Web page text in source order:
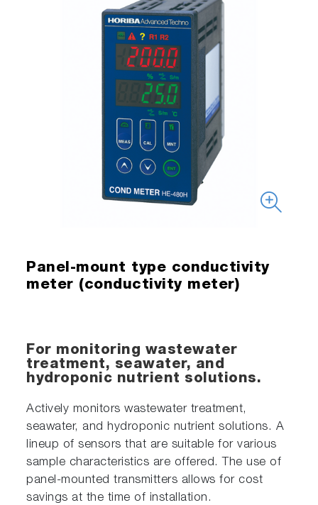
Panel-mount type conductivity
meter (conductivity meter)
For monitoring wastewater
treatment, seawater, and
hydroponic nutrient solutions.
Actively monitors wastewater treatment,
seawater, and hydroponic nutrient solutions. A
lineup of sensors that are suitable for various
sample characteristics are offered. The use of
panel-mounted transmitters allows for cost
savings at the time of installation.